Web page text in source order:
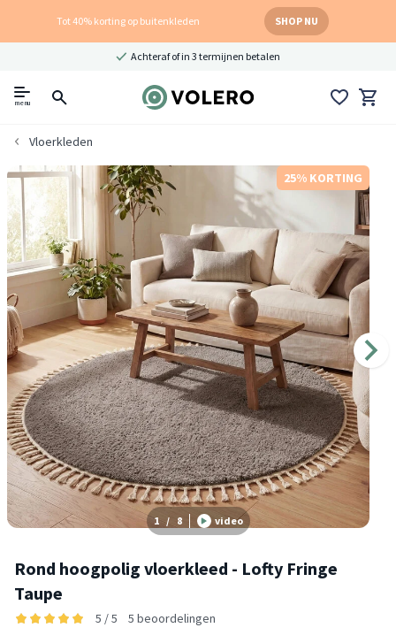
Tot 40% korting op buitenkleden SHOP NU
Achteraf of in 3 termijnen betalen
menu
Vloerkleden
25% KORTING
1 / 8 video
Rond hoogpolig vloerkleed - Lofty Fringe
Taupe
5 / 5 5 beoordelingen